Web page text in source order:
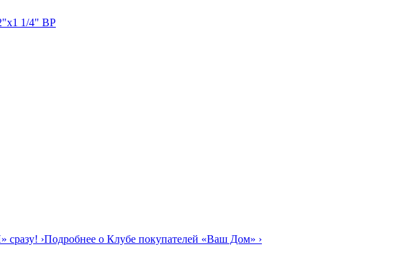
сразу! ›Подробнее о Клубе покупателей «Ваш Дом» ›